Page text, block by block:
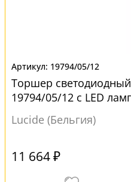
19794/05/12
Торшер
19794/05/12 с LED
Lucide (Бельгия)
11 664 ₽